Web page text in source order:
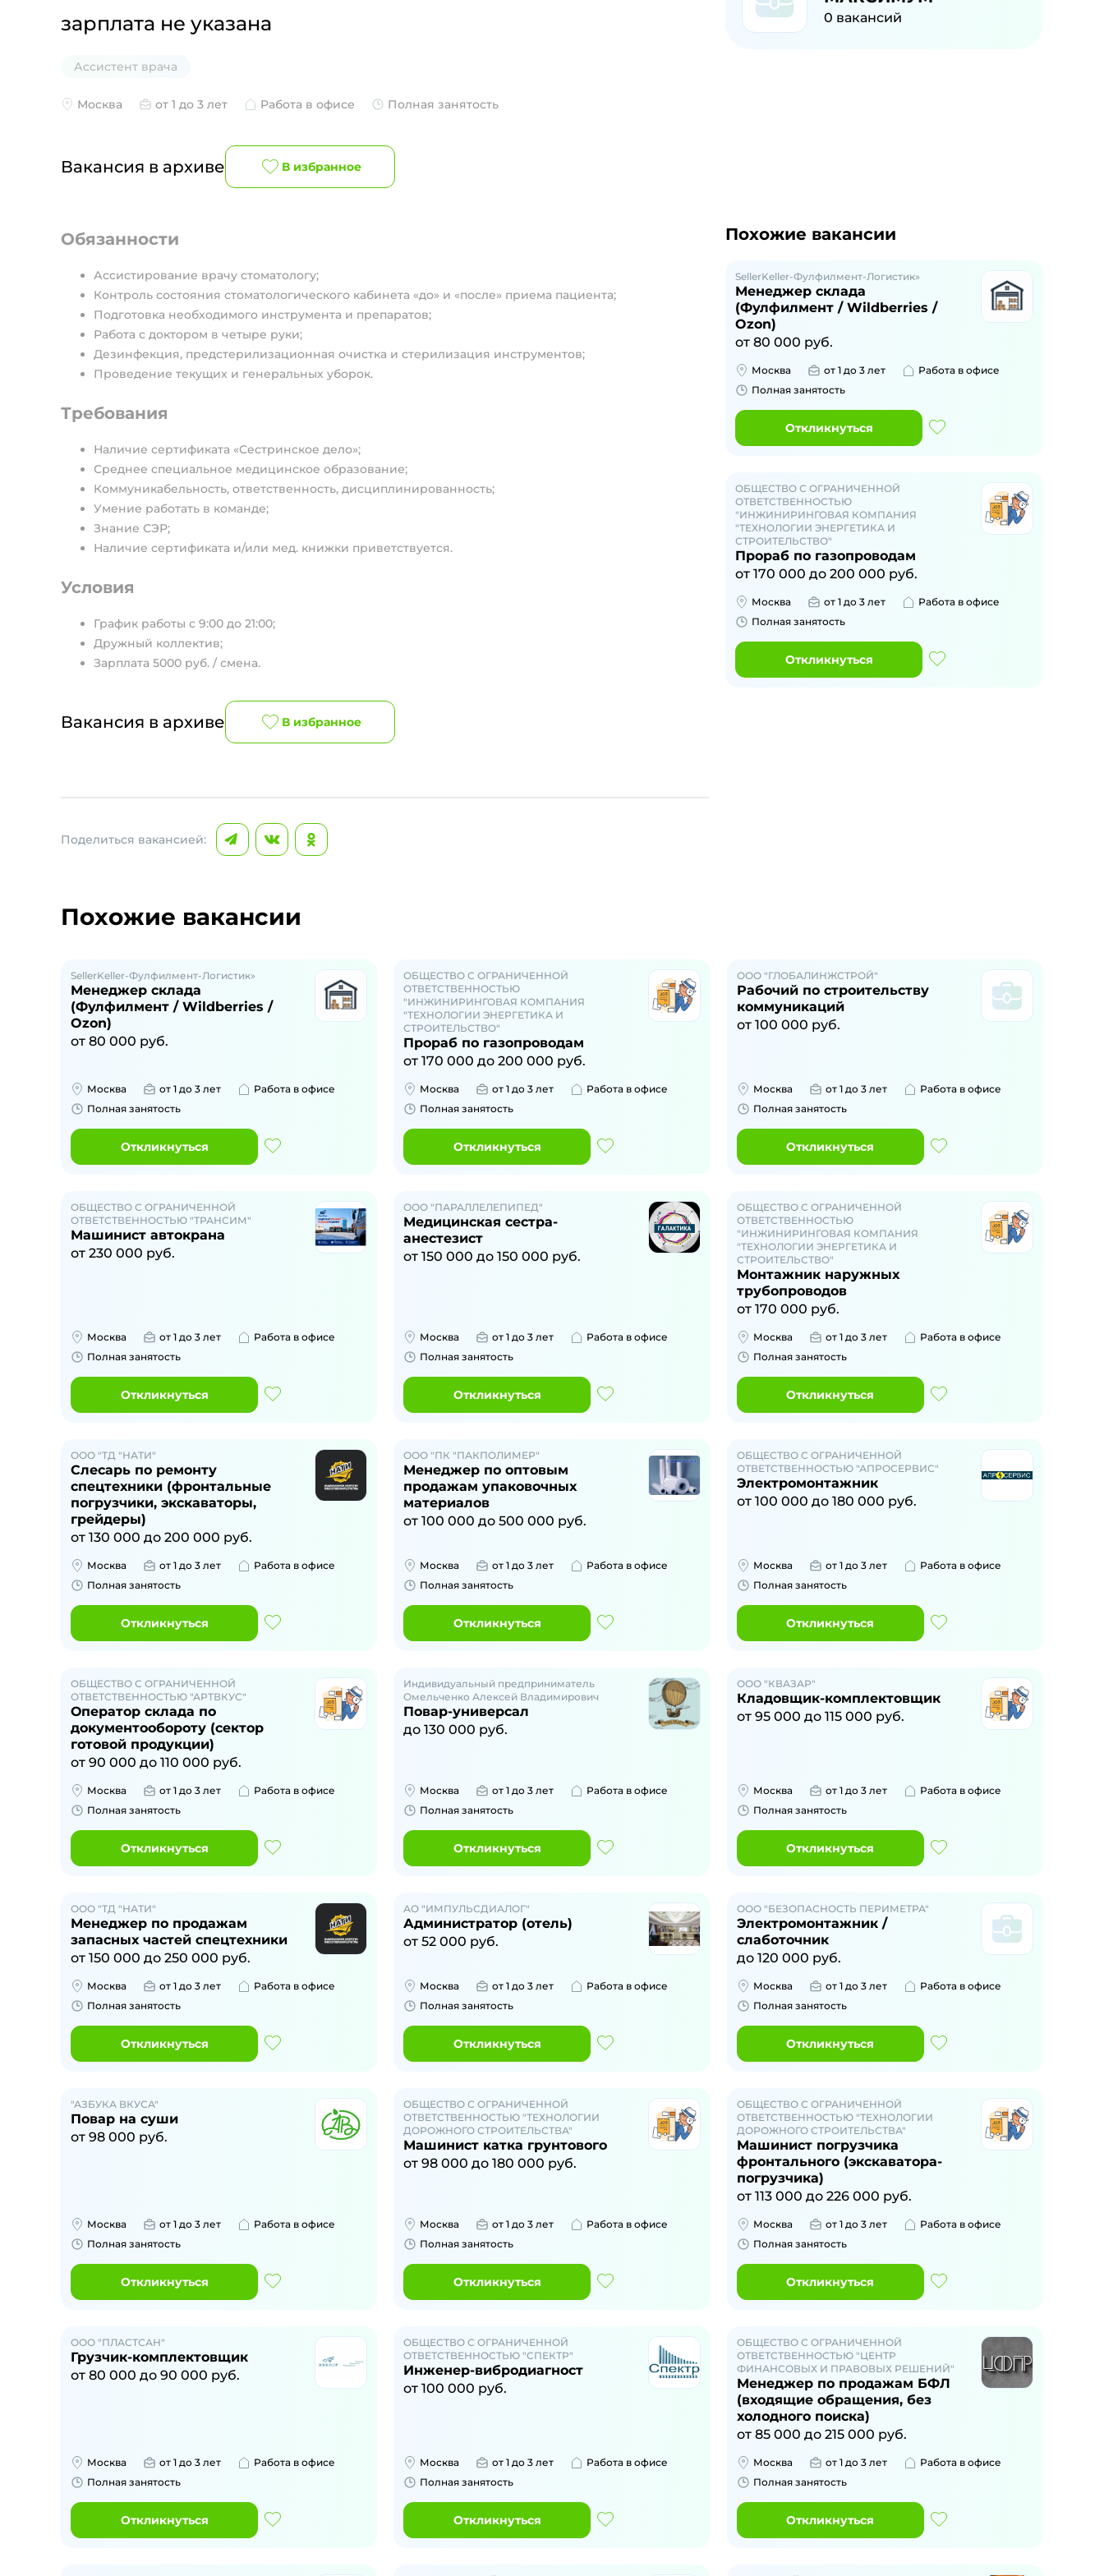
зарплата не указана
Ассистент врача
Москва от 1 до 3 лет Работа в офисе Полная занятость
Вакансия в архиве В избранное
0 вакансий
Обязанности
Ассистирование врачу стоматологу;
Контроль состояния стоматологического кабинета «до» и «после» приема пациента;
Подготовка необходимого инструмента и препаратов;
Работа с доктором в четыре руки;
Дезинфекция, предстерилизационная очистка и стерилизация инструментов;
Проведение текущих и генеральных уборок.
Требования
Наличие сертификата «Сестринское дело»;
Среднее специальное медицинское образование;
Коммуникабельность, ответственность, дисциплинированность;
Умение работать в команде;
Знание СЭР;
Наличие сертификата и/или мед. книжки приветствуется.
Условия
График работы с 9:00 до 21:00;
Дружный коллектив;
Зарплата 5000 руб. / смена.
Вакансия в архиве В избранное
Поделиться вакансией:
Похожие вакансии
SellerKeller-Фулфилмент-Логистик»
Менеджер склада
(Фулфилмент / Wildberries /
Ozon)
от 80 000 руб.
Москва от 1 до 3 лет
Работа в офисе
Полная занятость
Откликнуться
ОБЩЕСТВО С ОГРАНИЧЕННОЙ
ОТВЕТСТВЕННОСТЬЮ
"ИНЖИНИРИНГОВАЯ КОМПАНИЯ
"ТЕХНОЛОГИИ ЭНЕРГЕТИКА И
СТРОИТЕЛЬСТВО"
Прораб по газопроводам
от 170 000 до 200 000 руб.
Москва от 1 до 3 лет
Работа в офисе
Полная занятость
Откликнуться
Похожие вакансии
SellerKeller-Фулфилмент-Логистик»
Менеджер склада
(Фулфилмент / Wildberries /
Ozon)
от 80 000 руб.
Москва от 1 до 3 лет
Работа в офисе
Полная занятость
Откликнуться
ОБЩЕСТВО С ОГРАНИЧЕННОЙ
ОТВЕТСТВЕННОСТЬЮ
"ИНЖИНИРИНГОВАЯ КОМПАНИЯ
"ТЕХНОЛОГИИ ЭНЕРГЕТИКА И
СТРОИТЕЛЬСТВО"
Прораб по газопроводам
от170 000 до200 000 руб.
Москва от 1 до 3 лет
Работа в офисе
Полная занятость
Откликнуться
ООО "ГЛОБАЛИНЖСТРОЙ"
Рабочий по строительству
коммуникаций
от 100 000 руб.
Москва от 1 до 3 лет
Работа в офисе
Полная занятость
Откликнуться
ОБЩЕСТВО С ОГРАНИЧЕННОЙ
ОТВЕТСТВЕННОСТЬЮ "ТРАНСИМ"
Машинист автокрана
от 230 000 руб.
Москва от 1 до 3 лет
Работа в офисе
Полная занятость
Откликнуться
ООО "ПАРАЛЛЕЛЕПИПЕД"
Медицинская сестра-
анестезист
от150 000 до150 000 руб.
Москва от 1 до 3 лет
Работа в офисе
Полная занятость
Откликнуться
ОБЩЕСТВО С ОГРАНИЧЕННОЙ
ОТВЕТСТВЕННОСТЬЮ
"ИНЖИНИРИНГОВАЯ КОМПАНИЯ
"ТЕХНОЛОГИИ ЭНЕРГЕТИКА И
СТРОИТЕЛЬСТВО"
Монтажник наружных
трубопроводов
от 170 000 руб.
Москва от 1 до 3 лет
Работа в офисе
Полная занятость
Откликнуться
ООО "ТД "НАТИ"
Слесарь по ремонту
спецтехники (фронтальные
погрузчики, экскаваторы,
грейдеры)
от 130 000 до 200 000 руб.
Москва от 1 до 3 лет
Работа в офисе
Полная занятость
Откликнуться
ООО "ПК "ПАКПОЛИМЕР"
Менеджер по оптовым
продажам упаковочных
материалов
от100 000 до500 000 руб.
Москва от 1 до 3 лет
Работа в офисе
Полная занятость
Откликнуться
ОБЩЕСТВО С ОГРАНИЧЕННОЙ
ОТВЕТСТВЕННОСТЬЮ "АПРОСЕРВИС"
Электромонтажник
от 100 000 до 180 000 руб.
Москва от 1 до 3 лет
Работа в офисе
Полная занятость
Откликнуться
ОБЩЕСТВО С ОГРАНИЧЕННОЙ
ОТВЕТСТВЕННОСТЬЮ "АРТВКУС"
Оператор склада по
документообороту (сектор
готовой продукции)
от 90 000 до 110 000 руб.
Москва от 1 до 3 лет
Работа в офисе
Полная занятость
Откликнуться
Индивидуальный предприниматель
Омельченко Алексей Владимирович
Повар-универсал
до130 000 руб.
Москва от 1 до 3 лет
Работа в офисе
Полная занятость
Откликнуться
ООО "КВАЗАР"
Кладовщик-комплектовщик
от 95 000 до 115 000 руб.
Москва от 1 до 3 лет
Работа в офисе
Полная занятость
Откликнуться
ООО "ТД "НАТИ"
Менеджер по продажам
запасных частей спецтехники
от 150 000 до 250 000 руб.
Москва от 1 до 3 лет
Работа в офисе
Полная занятость
Откликнуться
АО "ИМПУЛЬСДИАЛОГ"
Администратор (отель)
от52 000 руб.
Москва от 1 до 3 лет
Работа в офисе
Полная занятость
Откликнуться
ООО "БЕЗОПАСНОСТЬ ПЕРИМЕТРА"
Электромонтажник /
слаботочник
до 120 000 руб.
Москва от 1 до 3 лет
Работа в офисе
Полная занятость
Откликнуться
"АЗБУКА ВКУСА"
Повар на суши
от 98 000 руб.
Москва от 1 до 3 лет
Работа в офисе
Полная занятость
Откликнуться
ОБЩЕСТВО С ОГРАНИЧЕННОЙ
ОТВЕТСТВЕННОСТЬЮ "ТЕХНОЛОГИИ
ДОРОЖНОГО СТРОИТЕЛЬСТВА"
Машинист катка грунтового
от98 000 до180 000 руб.
Москва от 1 до 3 лет
Работа в офисе
Полная занятость
Откликнуться
ОБЩЕСТВО С ОГРАНИЧЕННОЙ
ОТВЕТСТВЕННОСТЬЮ "ТЕХНОЛОГИИ
ДОРОЖНОГО СТРОИТЕЛЬСТВА"
Машинист погрузчика
фронтального (экскаватора-
погрузчика)
от 113 000 до 226 000 руб.
Москва от 1 до 3 лет
Работа в офисе
Полная занятость
Откликнуться
ООО "ПЛАСТСАН"
Грузчик-комплектовщик
от 80 000 до 90 000 руб.
Москва от 1 до 3 лет
Работа в офисе
Полная занятость
Откликнуться
ОБЩЕСТВО С ОГРАНИЧЕННОЙ
ОТВЕТСТВЕННОСТЬЮ "СПЕКТР"
Инженер-вибродиагност
от100 000 руб.
Москва от 1 до 3 лет
Работа в офисе
Полная занятость
Откликнуться
ОБЩЕСТВО С ОГРАНИЧЕННОЙ
ОТВЕТСТВЕННОСТЬЮ "ЦЕНТР
ФИНАНСОВЫХ И ПРАВОВЫХ РЕШЕНИЙ"
Менеджер по продажам БФЛ
(входящие обращения, без
холодного поиска)
от 85 000 до 215 000 руб.
Москва от 1 до 3 лет
Работа в офисе
Полная занятость
Откликнуться